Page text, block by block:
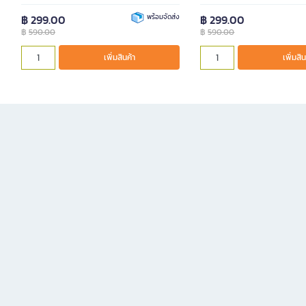
฿ 299.00
฿ 590.00
พร้อมจัดส่ง
เพิ่มสินค้า
฿ 299.00
฿590.00
เพิ่มสิ